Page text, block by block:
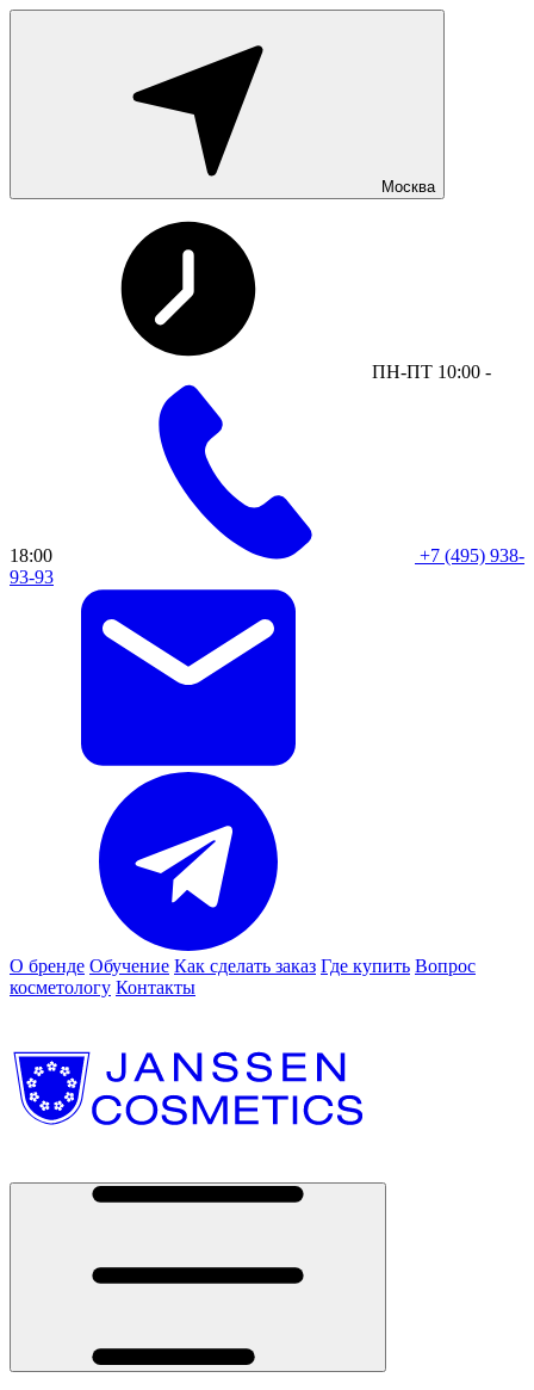
Москва
ПН-ПТ 10:00 -
18:00
+7 (495) 938-
93-93
О бренде Обучение Как сделать заказ Где купить Вопрос
косметологу Контакты